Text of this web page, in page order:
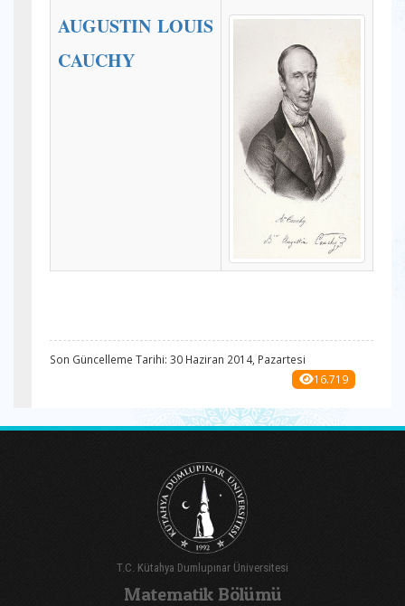
AUGUSTIN LOUIS
CAUCHY
Son Güncelleme Tarihi: 30 Haziran 2014, Pazartesi
16.719
T.C. Kütahya Dumlupınar Üniversitesi
Matematik Bölümü